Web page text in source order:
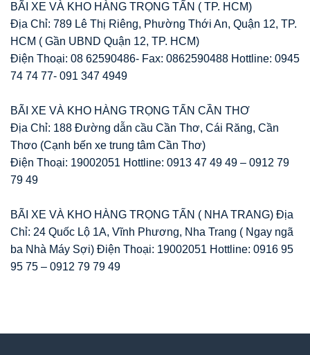
BÃI XE VÀ KHO HÀNG TRỌNG TẤN ( TP. HCM)
Địa Chỉ: 789 Lê Thị Riêng, Phường Thới An, Quận 12, TP.
HCM ( Gần UBND Quận 12, TP. HCM)
Điện Thoại: 08 62590486- Fax: 0862590488 Hottline: 0945
74 74 77- 091 347 4949
BÃI XE VÀ KHO HÀNG TRỌNG TẤN CẦN THƠ
Địa Chỉ: 188 Đường dẫn cầu Cần Thơ, Cái Răng, Cần
Thơo (Cạnh bến xe trung tâm Cần Thơ)
Điện Thoại: 19002051 Hottline: 0913 47 49 49 – 0912 79
79 49
BÃI XE VÀ KHO HÀNG TRỌNG TẤN ( NHA TRANG) Địa
Chỉ: 24 Quốc Lộ 1A, Vĩnh Phương, Nha Trang ( Ngay ngã
ba Nhà Máy Sợi) Điện Thoại: 19002051 Hottline: 0916 95
95 75 – 0912 79 79 49